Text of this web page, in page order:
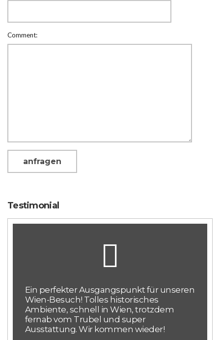
Comment:
Testimonial
Ein perfekter Ausgangspunkt für unseren
Wien-Besuch! Tolles historisches
Ambiente, schnell in Wien, trotzdem
fernab vom Trubel und super
Ausstattung. Wir kommen wieder!